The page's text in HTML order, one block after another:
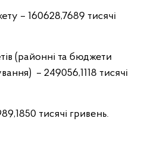
– 160628,7689 тисячі
(районні та бюджети
– 249056,1118 тисячі
тисячі гривень.